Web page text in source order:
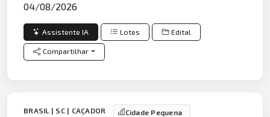
04/08/2026
Assistente IA Lotes Edital
Compartilhar
BRASIL | SC | CAÇADOR Cidade Pequena